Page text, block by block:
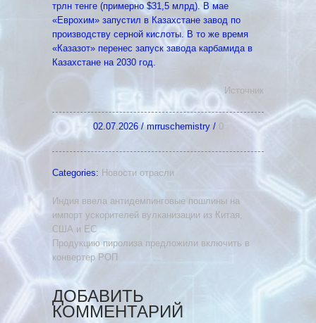
трлн тенге (примерно $31,5 млрд). В мае
«Еврохим» запустил в Казахстане завод по
производству серной кислоты. В то же время
«Казазот» перенес запуск завода карбамида в
Казахстане на 2030 год.
Источник
02.07.2026/ mrruschemistry/ 0
Categories: Новости отрасли
Индия ввела антидемпинговые пошлины на
импорт ускорителей вулканизации из Китая,
США и ЕС
Продукцию пиролиза предложили включить в
конвертер РОП
ДОБАВИТЬ
КОММЕНТАРИЙ